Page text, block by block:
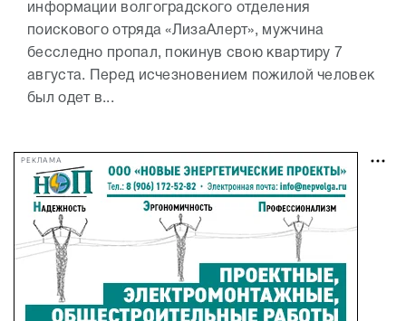
информации волгоградского отделения
поискового отряда «ЛизаАлерт», мужчина
бесследно пропал, покинув свою квартиру 7
августа. Перед исчезновением пожилой человек
был одет в...
РЕКЛАМА